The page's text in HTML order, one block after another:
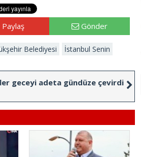
Paylaş Gönder
Belediyesi İstanbul Senin
geceyi adeta gündüze çevirdi